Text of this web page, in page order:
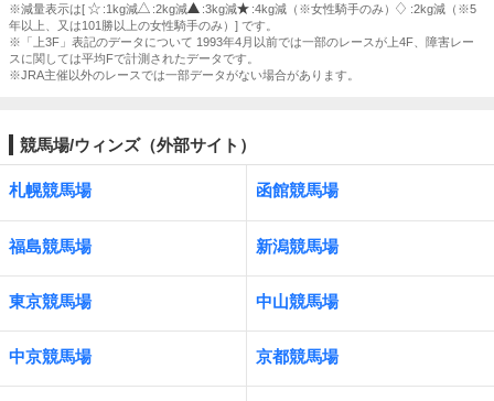
※減量表示は[
:1kg減 :2kg減 :3kg減 :4kg減（※女性騎手のみ）
:2kg減（※5
年以上、又は101勝以上の女性騎手のみ）] です。
※「上3F」表記のデータについて 1993年4月以前では一部のレースが上4F、障害レー
スに関しては平均Fで計測されたデータです。
※JRA主催以外のレースでは一部データがない場合があります。
競馬場/ウィンズ（外部サイト）
札幌競馬場 函館競馬場
福島競馬場 新潟競馬場
東京競馬場 中山競馬場
中京競馬場 京都競馬場